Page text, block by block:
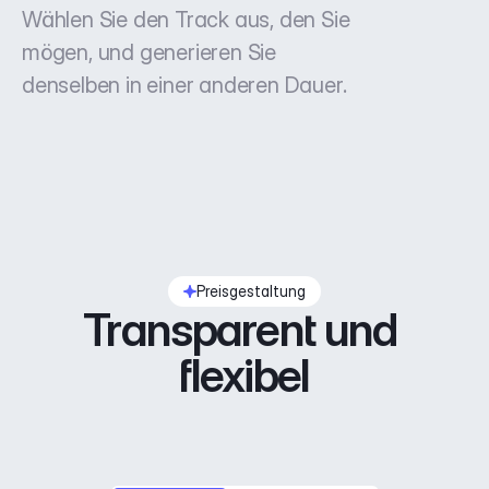
Wählen Sie den Track aus, den Sie
mögen, und generieren Sie
denselben in einer anderen Dauer.
Preisgestaltung
Transparent und
flexibel